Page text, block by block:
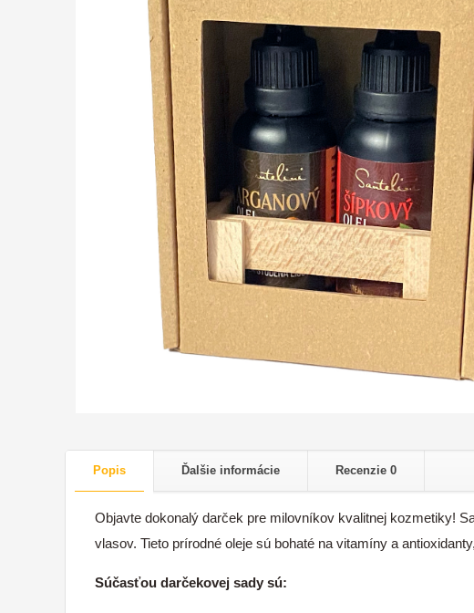
Popis Ďalšie informácie Recenzie 0
Objavte dokonalý darček pre milovníkov kvalitnej kozmetiky!
vlasov. Tieto prírodné oleje sú bohaté na vitamíny a
Súčasťou darčekovej sady sú: